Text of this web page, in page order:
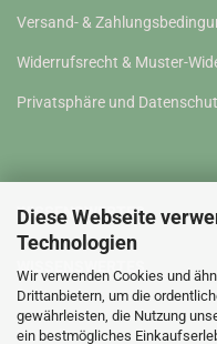
Diese Webseite
Technologien
Wir verwenden Cookies und
Drittanbietern, um die
gewährleisten, die Nutzung
ein bestmögliches
Versand- &
Widerrufsrecht & Muster-
Privatsphäre und
WISSENSWERTES
WISSENSWERTES
Kontakt